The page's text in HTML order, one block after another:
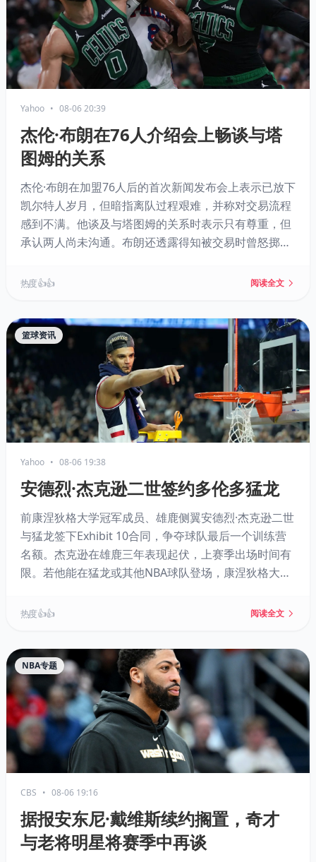
Yahoo • 08-06 20:39
杰伦·布朗在76人介绍会上畅谈与塔
图姆的关系
杰伦·布朗在加盟76人后的首次新闻发布会上表示已放下
凯尔特人岁月，但暗指离队过程艰难，并称对交易流程
感到不满。他谈及与塔图姆的关系时表示只有尊重，但
承认两人尚未沟通。布朗还透露得知被交易时曾怒掷手
发布会，强调扎根公益。
热度 👍👍 阅读全文
篮球资讯
Yahoo • 08-06 19:38
安德烈·杰克逊二世签约多伦多猛龙
前康涅狄格大学冠军成员、雄鹿侧翼安德烈·杰克逊二世
与猛龙签下Exhibit 10合同，争夺球队最后一个训练营
名额。杰克逊在雄鹿三年表现起伏，上赛季出场时间有
限。若他能在猛龙或其他NBA球队登场，康涅狄格大学
录。
热度 👍👍 阅读全文
NBA专题
CBS • 08-06 19:16
据报安东尼·戴维斯续约搁置，奇才
与老将明星将赛季中再谈